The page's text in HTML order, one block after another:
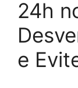
24h
e